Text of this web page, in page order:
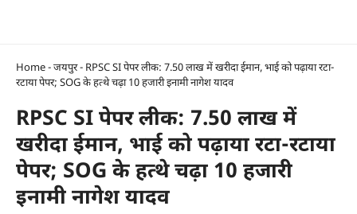
Home-जयपुर- RPSC SI पेपर लीक: 7.50 लाख में खरीदा ईमान, भाई को पढ़ाया रटा-
रटाया पेपर; SOG के हत्थे चढ़ा 10 हजारी इनामी नागेश यादव
RPSC SI पेपर लीक: 7.50 लाख में
खरीदा ईमान, भाई को पढ़ाया रटा-रटाया
पेपर; SOG के हत्थे चढ़ा 10 हजारी
इनामी नागेश यादव